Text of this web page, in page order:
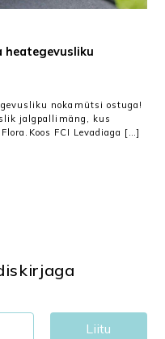
heategevusliku
nokamütsi ostuga!
jalgpallimäng, kus
FCI Levadiaga […]
Liitu